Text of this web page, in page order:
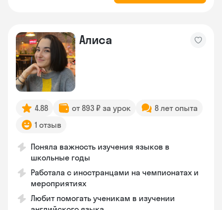
Алиса
4.88 от 893 ₽ за урок
8 лет опыта
1 отзыв
Поняла важность изучения языков в
школьные годы
Работала с иностранцами на чемпионатах и
мероприятиях
Любит помогать ученикам в изучении